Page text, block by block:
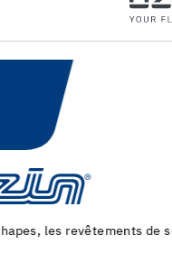
Machines et outils pour